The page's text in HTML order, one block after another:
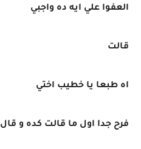
العفوا علي ايه ده واجبي
قالت
اه طبعا يا خطيب اختي
فرح جدا اول ما قالت كده و قال